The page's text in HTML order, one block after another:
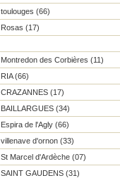
toulouges (66)
Rosas (17)
Montredon des Corbières (11)
RIA (66)
CRAZANNES (17)
BAILLARGUES (34)
Espira de l'Agly (66)
villenave d'ornon (33)
St Marcel d'Ardèche (07)
SAINT GAUDENS (31)